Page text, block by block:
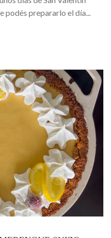
prepararlo el día...